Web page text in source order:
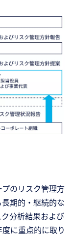
のリスク管理方
期的・継続的な
分析結果および
に重点的に取り